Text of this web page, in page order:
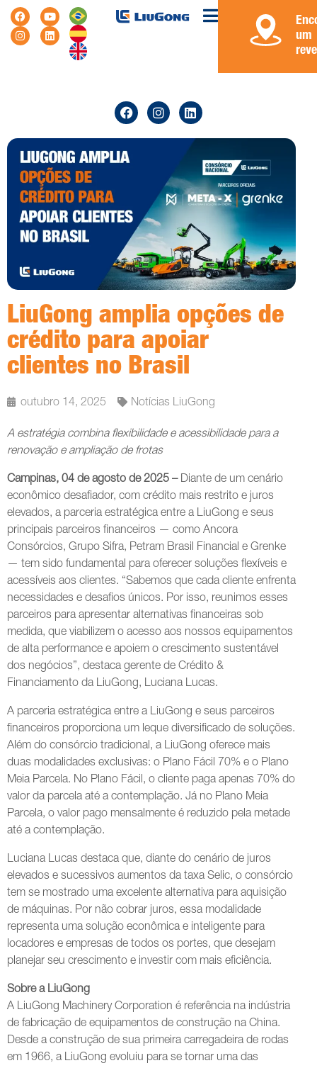
um
LiuGong amplia opções de
crédito para apoiar
clientes no Brasil
outubro 14, 2025 Notícias LiuGong
A estratégia combina flexibilidade e acessibilidade para a
renovação e ampliação de frotas
Campinas, 04 de agosto de 2025 – Diante de um cenário
econômico desafiador, com crédito mais restrito e juros
elevados, a parceria estratégica entre a LiuGong e seus
principais parceiros financeiros — como Ancora
Consórcios, Grupo Sifra, Petram Brasil Financial e Grenke
— tem sido fundamental para oferecer soluções flexíveis e
acessíveis aos clientes. “Sabemos que cada cliente enfrenta
necessidades e desafios únicos. Por isso, reunimos esses
parceiros para apresentar alternativas financeiras sob
medida, que viabilizem o acesso aos nossos equipamentos
de alta performance e apoiem o crescimento sustentável
dos negócios”, destaca gerente de Crédito &
Financiamento da LiuGong, Luciana Lucas.
A parceria estratégica entre a LiuGong e seus parceiros
financeiros proporciona um leque diversificado de soluções.
Além do consórcio tradicional, a LiuGong oferece mais
duas modalidades exclusivas: o Plano Fácil 70% e o Plano
Meia Parcela. No Plano Fácil, o cliente paga apenas 70% do
valor da parcela até a contemplação. Já no Plano Meia
Parcela, o valor pago mensalmente é reduzido pela metade
até a contemplação.
Luciana Lucas destaca que, diante do cenário de juros
elevados e sucessivos aumentos da taxa Selic, o consórcio
tem se mostrado uma excelente alternativa para aquisição
de máquinas. Por não cobrar juros, essa modalidade
representa uma solução econômica e inteligente para
locadores e empresas de todos os portes, que desejam
planejar seu crescimento e investir com mais eficiência.
Sobre a LiuGong
A LiuGong Machinery Corporation é referência na indústria
de fabricação de equipamentos de construção na China.
Desde a construção de sua primeira carregadeira de rodas
em 1966, a LiuGong evoluiu para se tornar uma das